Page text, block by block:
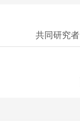
共同研究者